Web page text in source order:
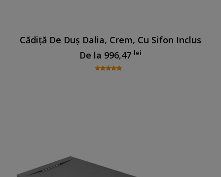
Cădiță De Duș Dalia, Crem, Cu Sifon Inclus
De la 996,47 lei